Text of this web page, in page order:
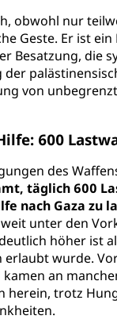
obwohl nur
Geste. Er ist ein
Besatzung, die
von
600
des
täglich 600
nach Gaza zu
unter den
höher ist
erlaubt wurde.
an
herein, trotz